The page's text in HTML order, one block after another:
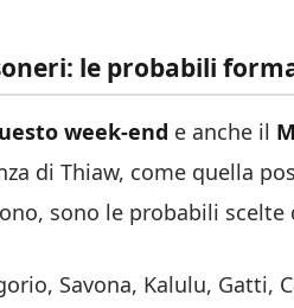
le probabili
week-end e anche il
di Thiaw, come quella
sono le probabili
Savona, Kalulu, Gatti,